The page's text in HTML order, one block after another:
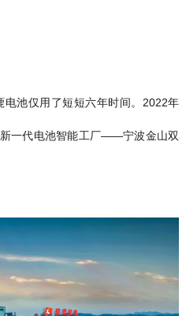
电池仅用了短短六年时间。2022年
一代电池智能工厂——宁波金山双